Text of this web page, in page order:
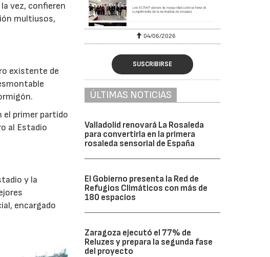
vez, confieren
multiusos,
existente de
el primer partido
al Estadio
y la
encargado
04/06/2026
SUSCRIBIRSE
ÚLTIMAS NOTICIAS
Valladolid renovará La Rosaleda
para convertirla en la primera
rosaleda sensorial de España
El Gobierno presenta la Red de
Refugios Climáticos con más de
180 espacios
Zaragoza ejecutó el 77% de
Reluzes y prepara la segunda fase
del proyecto